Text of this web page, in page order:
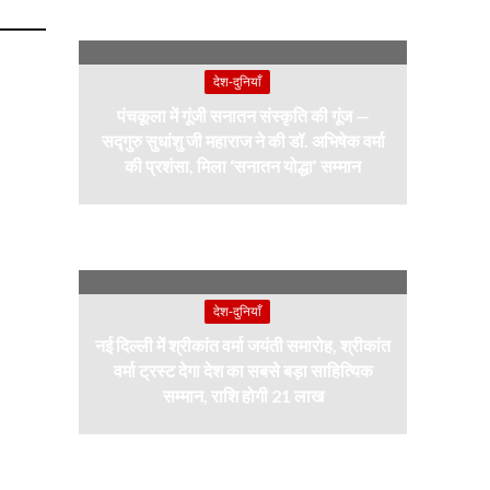
देश-दुनियाँ
पंचकूला में गूंजी सनातन संस्कृति की गूंज —
सद्गुरु सुधांशु जी महाराज ने की डॉ. अभिषेक वर्मा
की प्रशंसा, मिला ‘सनातन योद्धा’ सम्मान
देश-दुनियाँ
नई दिल्ली में श्रीकांत वर्मा जयंती समारोह, श्रीकांत
वर्मा ट्रस्ट देगा देश का सबसे बड़ा साहित्यिक
सम्मान, राशि होगी 21 लाख